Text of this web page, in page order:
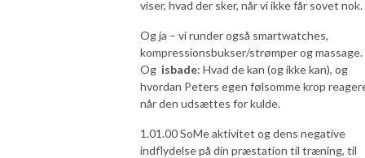
viser, hvad der sker, når vi ikke får sovet nok.
Og ja – vi runder også smartwatches,
kompressionsbukser/strømper og massage.
Og isbade: Hvad de kan (og ikke kan), og
hvordan Peters egen følsomme krop
når den udsættes for kulde.
1.01.00 SoMe aktivitet og dens negative
indflydelse på din præstation til træning, til